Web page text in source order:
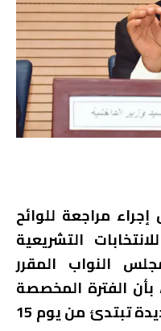
إجراء مراجعة للوائح
التشريعية
النواب المقرر
يوم 23 شتنبر 2026، بأن الفترة المخصصة
لتقديم طلبات التسجيل الجديدة تبتدئ من يوم 15